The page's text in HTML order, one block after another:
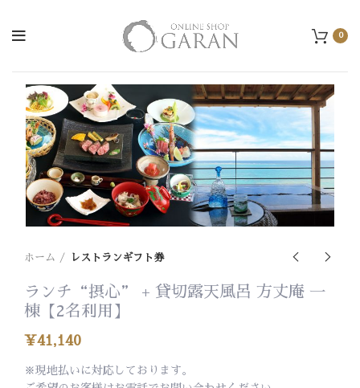
0
ホーム レストランギフト券
ランチ“摂心” + 貸切露天風呂 方丈庵 一
棟【2名利用】
¥41,140
※現地払いに対応しております。